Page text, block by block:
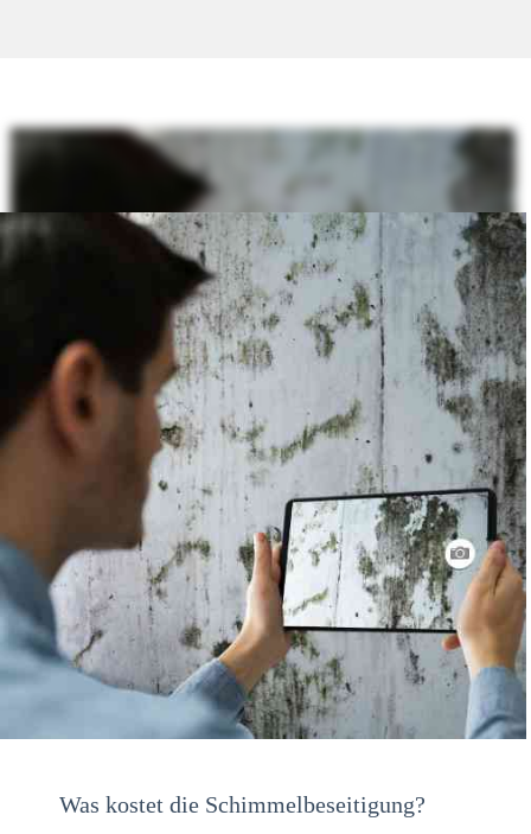
Was kostet die Schimmelbeseitigung?